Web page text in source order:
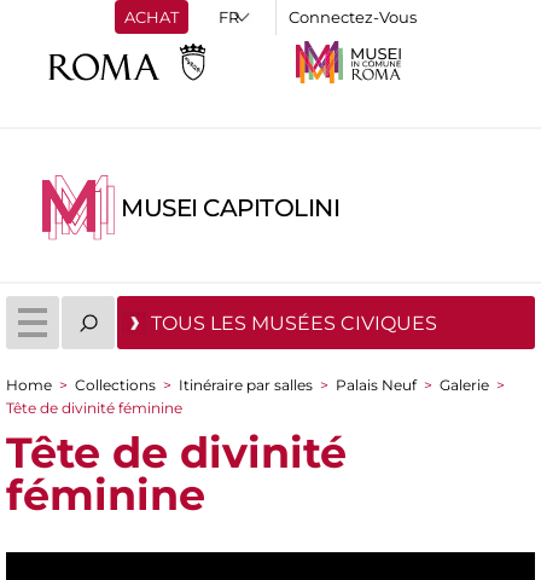
ACHAT Connectez-Vous
MUSEI CAPITOLINI
TOUS LES MUSÉES CIVIQUES
You are here
Home > Collections > Itinéraire par salles > Palais Neuf > Galerie >
Tête de divinité féminine
Tête de divinité
féminine